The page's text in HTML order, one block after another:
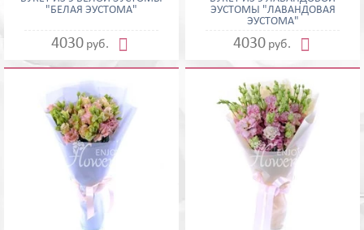
"БЕЛАЯ ЭУСТОМА"
4030 руб. 
ЭУСТОМЫ "ЛАВАНДОВАЯ
ЭУСТОМА"
4030 руб. 